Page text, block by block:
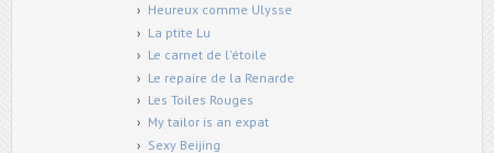
Heureux comme Ulysse
La ptite Lu
Le carnet de l'étoile
Le repaire de la Renarde
Les Toiles Rouges
My tailor is an expat
Sexy Beijing